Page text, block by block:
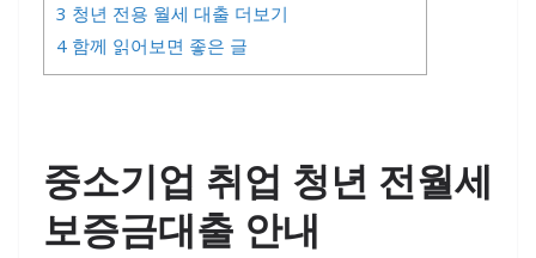
3 청년 전용 월세 대출 더보기
4 함께 읽어보면 좋은 글
중소기업 취업 청년 전월세
보증금대출 안내